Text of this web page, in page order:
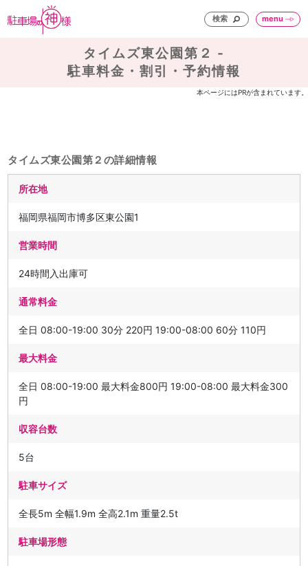
検索 menu
タイムズ東公園第２ -
駐車料金・割引・予約情報
本ページにはPRが含まれています。
タイムズ東公園第２の詳細情報
所在地
福岡県福岡市博多区東公園1
営業時間
24時間入出庫可
通常料金
全日 08:00-19:00 30分 220円 19:00-08:00 60分 110円
最大料金
全日 08:00-19:00 最大料金800円 19:00-08:00 最大料金300
円
収容台数
5台
駐車サイズ
全長5m 全幅1.9m 全高2.1m 重量2.5t
駐車場形態